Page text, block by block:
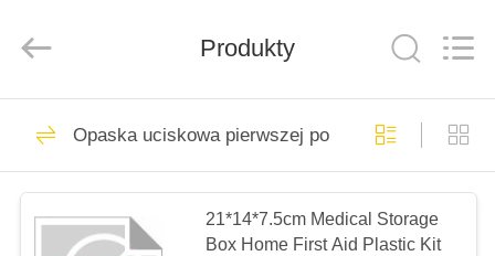
DO
DOMU
PRODUKTY
Ltd..
Podróżny zestaw
pierwszej pomocy
138
Produkty
Opaska uciskowa pierwszej pomocy
21*14*7.5cm Medical Storage
Box Home First Aid Plastic Kit